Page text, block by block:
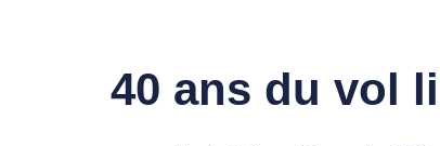
40 ans du vol
Author
Published
on:
Published
in: